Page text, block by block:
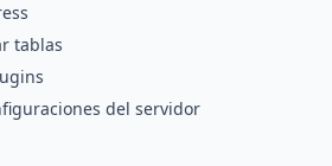
tablas
del servidor